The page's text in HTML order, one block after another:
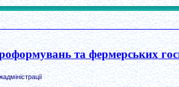
та фермерських